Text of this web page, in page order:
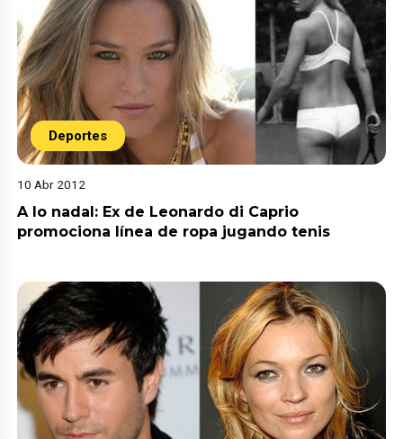
Deportes
10 Abr 2012
A lo nadal: Ex de Leonardo di Caprio
promociona línea de ropa jugando tenis